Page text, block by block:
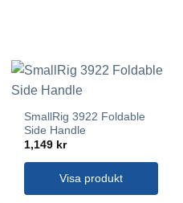
SmallRig 3922 Foldable
Side Handle
1,149 kr
Visa produkt